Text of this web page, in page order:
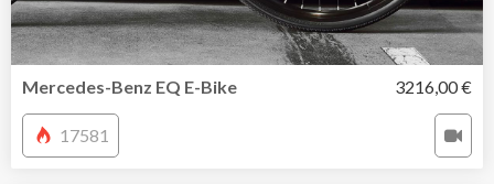
Mercedes-Benz EQ E-Bike 3216,00 €
17581